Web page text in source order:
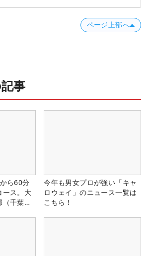
ページ上部へ
事
ら60分
ース。大
（千葉
今年も男女プロが強い「キャ
ロウェイ」のニュース一覧は
こちら！